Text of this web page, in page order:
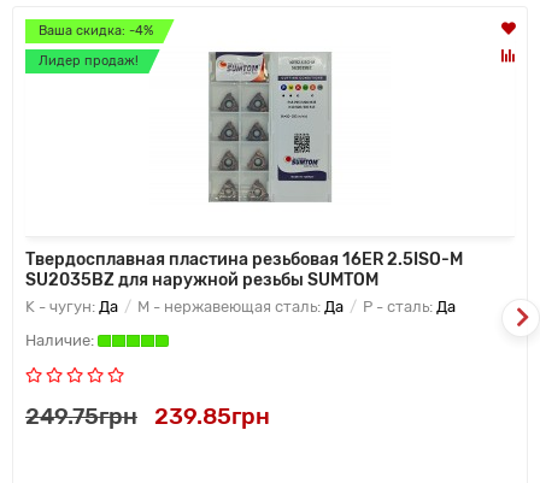
Ваша скидка: -4%
Лидер продаж!
Твердосплавная пластина резьбовая 16ER 2.5ISO-M
SU2035BZ для наружной резьбы SUMTOM
K - чугун: Да M - нержавеющая сталь: Да P - сталь: Да
249.75грн 239.85грн